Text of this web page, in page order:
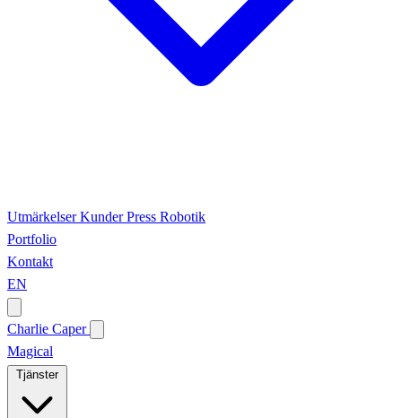
UtmärkelserKunderPress Robotik
Portfolio
Kontakt
EN
Charlie Caper
Magical
Tjänster